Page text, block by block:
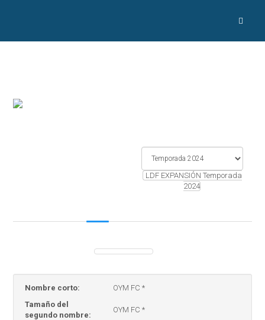
LDF EXPANSIÓN Temporada
2024
Nombre corto:
OYM FC *
Tamaño del
segundo nombre:
OYM FC *